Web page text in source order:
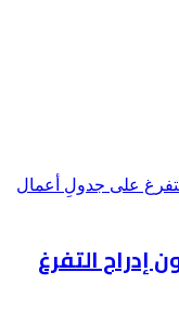
إدراج التفرغ